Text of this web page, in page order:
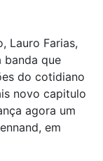
Lauro Farias,
banda que
do cotidiano
novo capitulo
agora um
em